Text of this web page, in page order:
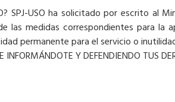
SPJ-USO ha solicitado por escrito al
las medidas correspondientes para
permanente para el servicio o
INFORMÁNDOTE Y DEFENDIENDO TUS